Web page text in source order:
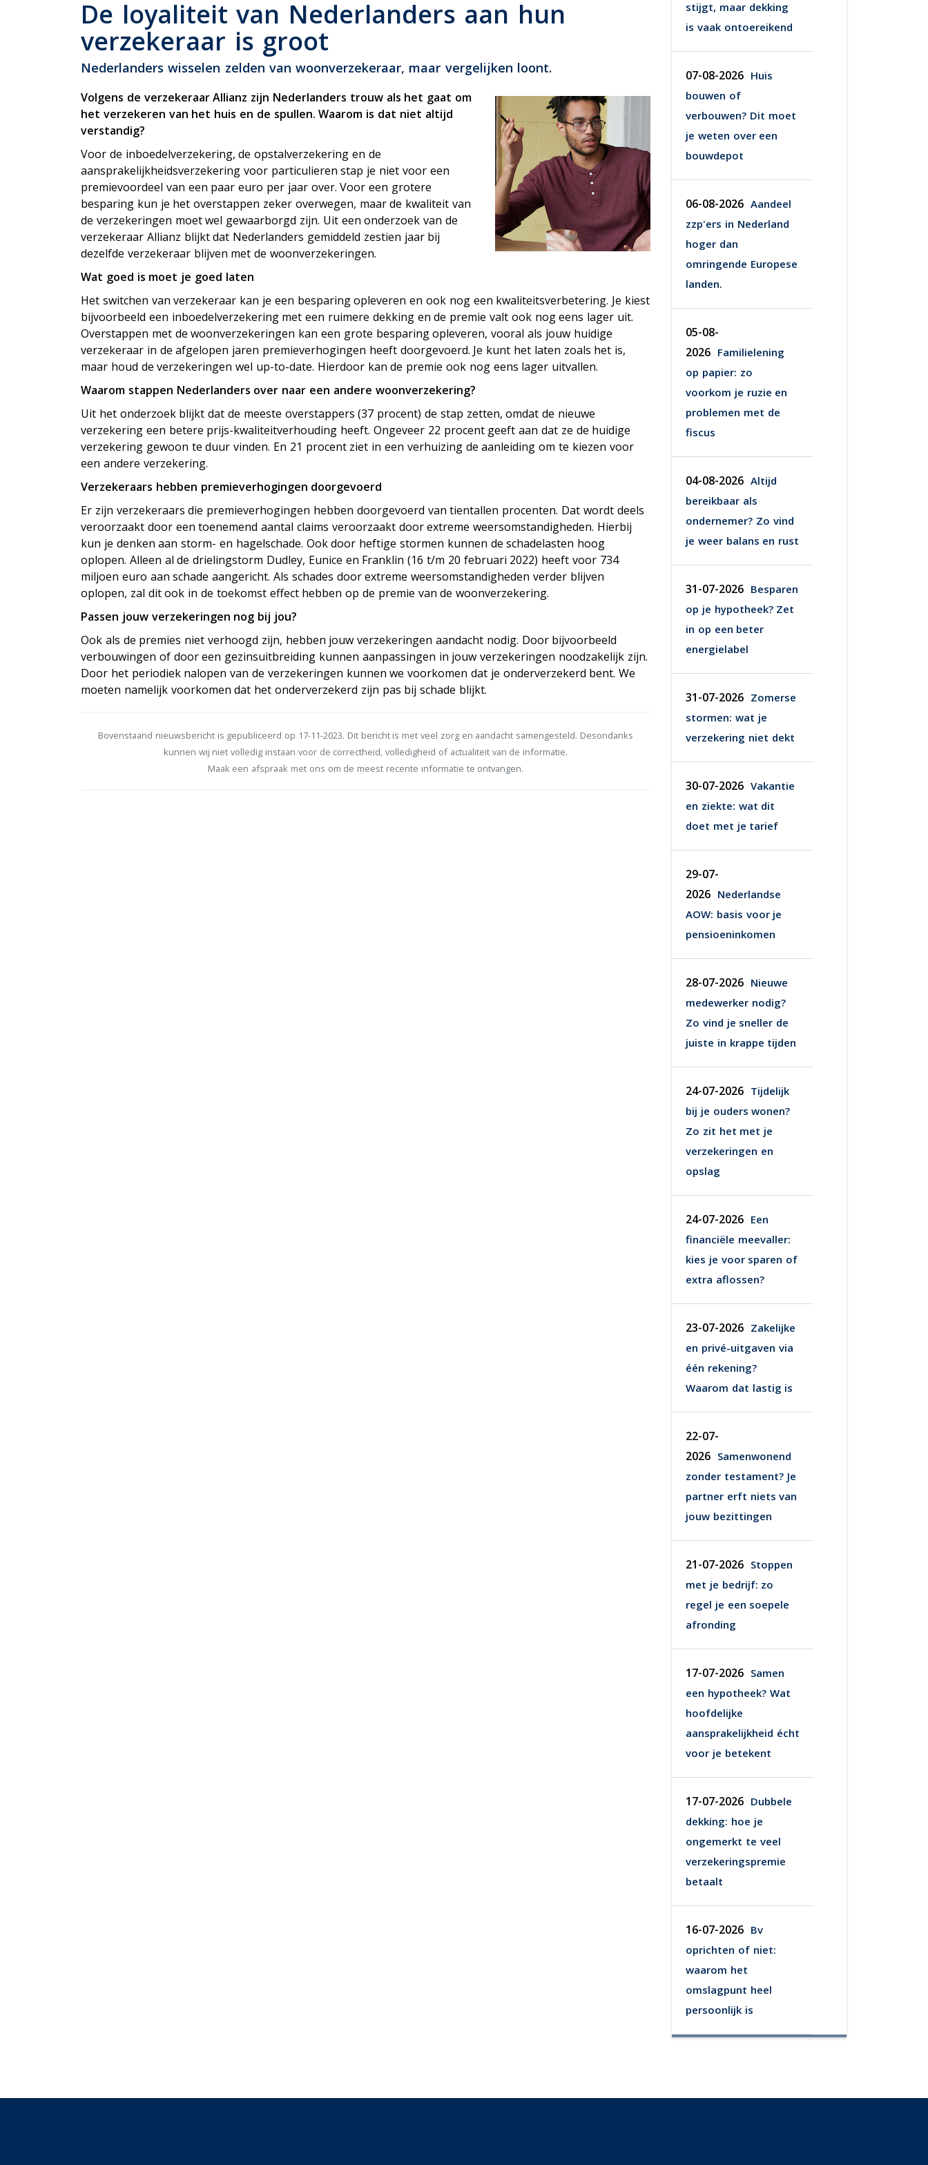
Uitvaartverzekering
Woonhuisverzekering
Zorgverzekering
Pensioen
De loyaliteit van Nederlanders aan hun
verzekeraar is groot
Nederlanders wisselen zelden van woonverzekeraar, maar vergelijken loont.
Volgens de verzekeraar Allianz zijn Nederlanders trouw als het gaat om
het verzekeren van het huis en de spullen. Waarom is dat niet altijd
verstandig?
Voor de inboedelverzekering, de opstalverzekering en de
aansprakelijkheidsverzekering voor particulieren stap je niet voor een
premievoordeel van een paar euro per jaar over. Voor een grotere
besparing kun je het overstappen zeker overwegen, maar de kwaliteit van
de verzekeringen moet wel gewaarborgd zijn. Uit een onderzoek van de
verzekeraar Allianz blijkt dat Nederlanders gemiddeld zestien jaar bij
dezelfde verzekeraar blijven met de woonverzekeringen.
Wat goed is moet je goed laten
Het switchen van verzekeraar kan je een besparing opleveren en ook nog een kwaliteitsverbetering. Je kiest
bijvoorbeeld een inboedelverzekering met een ruimere dekking en de premie valt ook nog eens lager uit.
Overstappen met de woonverzekeringen kan een grote besparing opleveren, vooral als jouw huidige
verzekeraar in de afgelopen jaren premieverhogingen heeft doorgevoerd. Je kunt het laten zoals het is,
maar houd de verzekeringen wel up-to-date. Hierdoor kan de premie ook nog eens lager uitvallen.
Waarom stappen Nederlanders over naar een andere woonverzekering?
Uit het onderzoek blijkt dat de meeste overstappers (37 procent) de stap zetten, omdat de nieuwe
verzekering een betere prijs-kwaliteitverhouding heeft. Ongeveer 22 procent geeft aan dat ze de huidige
verzekering gewoon te duur vinden. En 21 procent ziet in een verhuizing de aanleiding om te kiezen voor
een andere verzekering.
Verzekeraars hebben premieverhogingen doorgevoerd
Er zijn verzekeraars die premieverhogingen hebben doorgevoerd van tientallen procenten. Dat wordt deels
veroorzaakt door een toenemend aantal claims veroorzaakt door extreme weersomstandigheden. Hierbij
kun je denken aan storm- en hagelschade. Ook door heftige stormen kunnen de schadelasten hoog
oplopen. Alleen al de drielingstorm Dudley, Eunice en Franklin (16 t/m 20 februari 2022) heeft voor 734
miljoen euro aan schade aangericht. Als schades door extreme weersomstandigheden verder blijven
oplopen, zal dit ook in de toekomst effect hebben op de premie van de woonverzekering.
Passen jouw verzekeringen nog bij jou?
Ook als de premies niet verhoogd zijn, hebben jouw verzekeringen aandacht nodig. Door bijvoorbeeld
verbouwingen of door een gezinsuitbreiding kunnen aanpassingen in jouw verzekeringen noodzakelijk zijn.
Door het periodiek nalopen van de verzekeringen kunnen we voorkomen dat je onderverzekerd bent. We
moeten namelijk voorkomen dat het onderverzekerd zijn pas bij schade blijkt.
Bovenstaand nieuwsbericht is gepubliceerd op 17-11-2023. Dit bericht is met veel zorg en aandacht samengesteld. Desondanks
kunnen wij niet volledig instaan voor de correctheid, volledigheid of actualiteit van de informatie.
Maak een afspraak met ons om de meest recente informatie te ontvangen.
stijgt, maar dekking
is vaak ontoereikend
07-08-2026 Huis
bouwen of
verbouwen? Dit moet
je weten over een
bouwdepot
06-08-2026 Aandeel
zzp'ers in Nederland
hoger dan
omringende Europese
landen.
05-08-
2026 Familielening
op papier: zo
voorkom je ruzie en
problemen met de
fiscus
04-08-2026 Altijd
bereikbaar als
ondernemer? Zo vind
je weer balans en rust
31-07-2026 Besparen
op je hypotheek? Zet
in op een beter
energielabel
31-07-2026 Zomerse
stormen: wat je
verzekering niet dekt
30-07-2026 Vakantie
en ziekte: wat dit
doet met je tarief
29-07-
2026 Nederlandse
AOW: basis voor je
pensioeninkomen
28-07-2026 Nieuwe
medewerker nodig?
Zo vind je sneller de
juiste in krappe tijden
24-07-2026 Tijdelijk
bij je ouders wonen?
Zo zit het met je
verzekeringen en
opslag
24-07-2026 Een
financiële meevaller:
kies je voor sparen of
extra aflossen?
23-07-2026 Zakelijke
en privé-uitgaven via
één rekening?
Waarom dat lastig is
22-07-
2026 Samenwonend
zonder testament? Je
partner erft niets van
jouw bezittingen
21-07-2026 Stoppen
met je bedrijf: zo
regel je een soepele
afronding
17-07-2026 Samen
een hypotheek? Wat
hoofdelijke
aansprakelijkheid écht
voor je betekent
17-07-2026 Dubbele
dekking: hoe je
ongemerkt te veel
verzekeringspremie
betaalt
16-07-2026 Bv
oprichten of niet:
waarom het
omslagpunt heel
persoonlijk is